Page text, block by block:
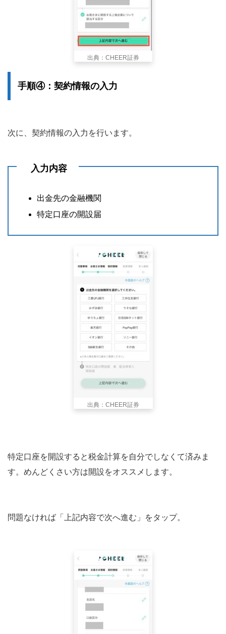
出典：CHEER証券
手順④：契約情報の入力
次に、契約情報の入力を行います。
入力内容
出金先の金融機関
特定口座の開設届
出典：CHEER証券
特定口座を開設すると税金計算を自分でしなくて済みま
す。めんどくさい方は開設をオススメします。
問題なければ「上記内容で次へ進む」をタップ。